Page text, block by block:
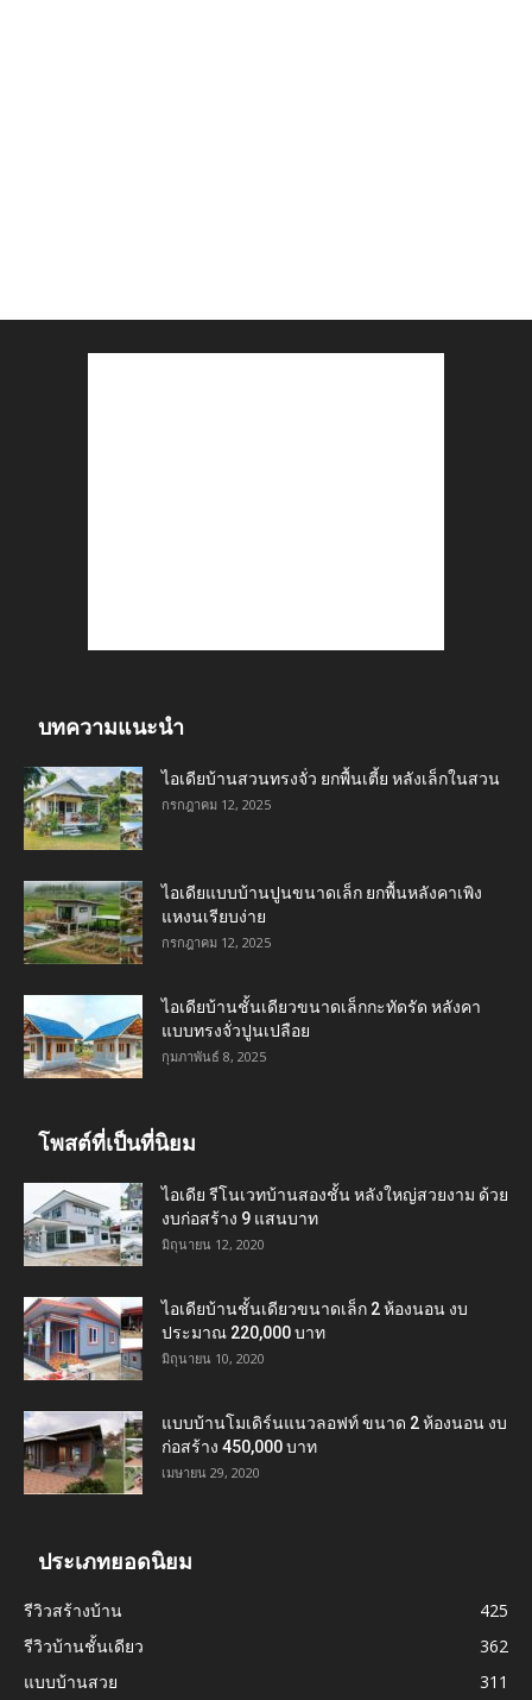
บทความแนะนำ
ไอเดียบ้านสวนทรงจั่ว ยกพื้นเตี้ย หลังเล็กในสวน
กรกฎาคม 12, 2025
ไอเดียแบบบ้านปูนขนาดเล็ก ยกพื้นหลังคาเพิง
แหงนเรียบง่าย
กรกฎาคม 12, 2025
ไอเดียบ้านชั้นเดียวขนาดเล็กกะทัดรัด หลังคา
แบบทรงจั่วปูนเปลือย
กุมภาพันธ์ 8, 2025
โพสต์ที่เป็นที่นิยม
ไอเดีย รีโนเวทบ้านสองชั้น หลังใหญ่สวยงาม ด้วย
งบก่อสร้าง 9 แสนบาท
มิถุนายน 12, 2020
ไอเดียบ้านชั้นเดียวขนาดเล็ก 2 ห้องนอน งบ
ประมาณ 220,000 บาท
มิถุนายน 10, 2020
แบบบ้านโมเดิร์นแนวลอฟท์ ขนาด 2 ห้องนอน งบ
ก่อสร้าง 450,000 บาท
เมษายน 29, 2020
ประเภทยอดนิยม
รีวิวสร้างบ้าน
425
รีวิวบ้านชั้นเดียว
362
แบบบ้านสวย
311